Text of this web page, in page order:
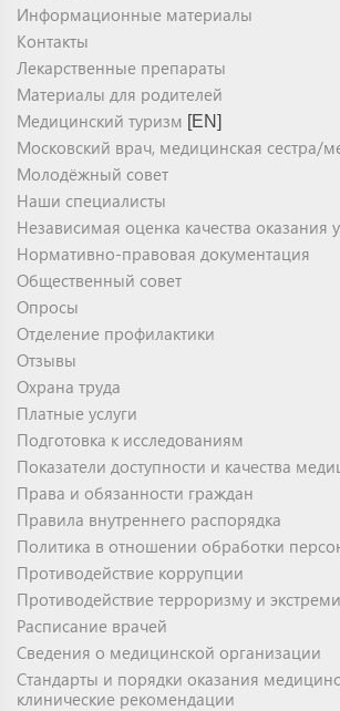
Информационные материалы
Контакты
Лекарственные препараты
Материалы для родителей
Медицинский туризм [EN]
Московский врач, медицинская сестра/
Молодёжный совет
Наши специалисты
Независимая оценка качества оказания
Нормативно-правовая документация
Общественный совет
Опросы
Отделение профилактики
Отзывы
Охрана труда
Платные услуги
Подготовка к исследованиям
Показатели доступности и качества
Права и обязанности граждан
Правила внутреннего распорядка
Политика в отношении обработки
Противодействие коррупции
Противодействие терроризму и
Расписание врачей
Сведения о медицинской организации
Стандарты и порядки оказания
клинические рекомендации